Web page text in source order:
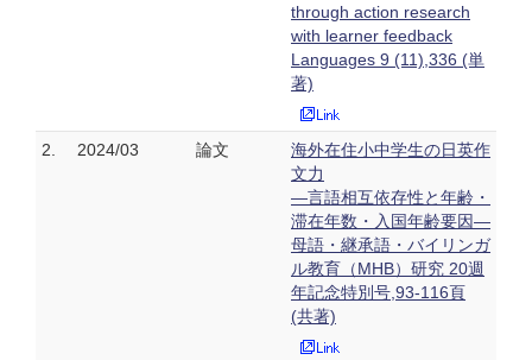
through action research
with learner feedback
Languages 9 (11),336 (単
著)
2. 2024/03 論文
海外在住小中学生の日英作
文力
―言語相互依存性と年齢・
滞在年数・入国年齢要因―
母語・継承語・バイリンガ
ル教育（MHB）研究 20週
年記念特別号,93-116頁
(共著)